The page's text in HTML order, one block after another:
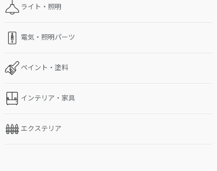
ライト・照明
電気・照明パーツ
ペイント・塗料
インテリア・家具
エクステリア